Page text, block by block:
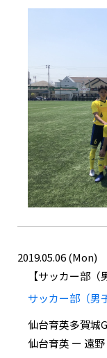
2019.05.06 (Mon)
サッカー部（
サッカー部（男
仙台育英多賀城G
仙台育英 ー 遠野